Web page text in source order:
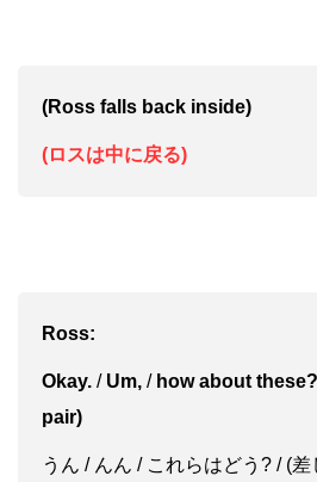
(Ross falls back inside)
(ロスは中に戻る)
Ross:
Okay. /Um, /how about these?
pair)
うん / んん / これらはどう? / (